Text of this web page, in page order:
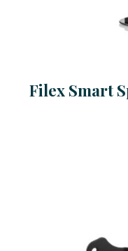
Filex Smart